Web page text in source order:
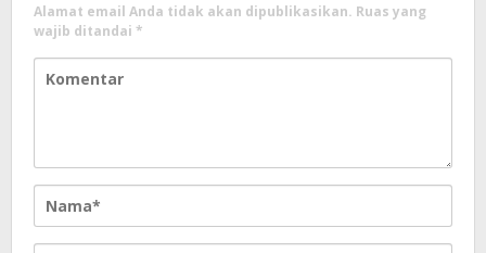
Alamat email Anda tidak akan dipublikasikan. Ruas yang
wajib ditandai *